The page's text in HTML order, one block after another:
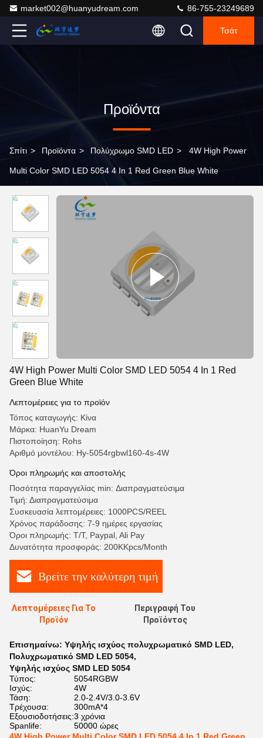
market002@huanyudream.com 86-755-23249689
Τσάτ
Προϊόντα
Σπίτι > Προϊόντα > Πολύχρωμο SMD LED > 4W High Power
Multi Color SMD LED 5054 4 In 1 Red Green Blue White
4W High Power Multi Color SMD LED 5054 4 In 1 Red
Green Blue White
Λεπτομέρειες για το προϊόν
Τόπος καταγωγής: Κίνα
Μάρκα: HuanYu Dream
Πιστοποίηση: Rohs
Αριθμό μοντέλου: Hy-5054rgbwl160-4s-4W
Όροι πληρωμής και αποστολής
Ποσότητα παραγγελίας min: Διαπραγματεύσιμα
Τιμή: Διαπραγματεύσιμα
Συσκευασία λεπτομέρειες: 1000PCS/REEL
Χρόνος παράδοσης: 7-9 ημέρες εργασίας
Όροι πληρωμής: T/T, Paypal, Ali Pay
Δυνατότητα προσφοράς: 200KKpcs/Month
Βρείτε την καλύτερη τιμή
Λεπτομέρειες Για Το
Προϊόν
Περιγραφή Του
Προϊόντος
Επισημαίνω: Υψηλής ισχύος πολυχρωματικό SMD LED,
Πολυχρωματικό SMD LED 5054,
Υψηλής ισχύος SMD LED 5054
Τύπος:
5054RGBW
Ισχύς:
4W
Τάση:
2.0-2.4V/3.0-3.6V
Τρέχουσα:
300mA*4
Εξουσιοδοτήσεις:3 χρόνια
Spanlife:
50000 ώρες